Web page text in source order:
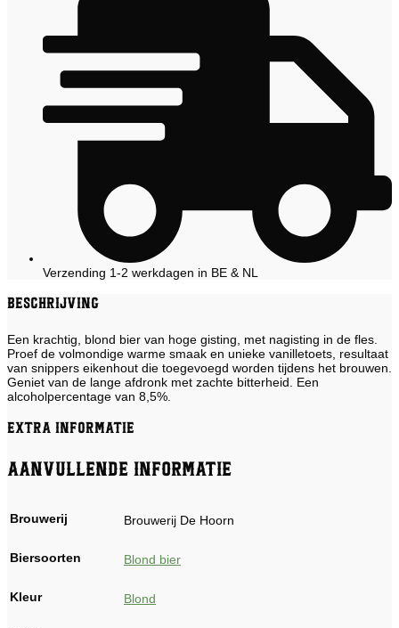
Verzending 1-2 werkdagen in BE & NL
Beschrijving
Een krachtig, blond bier van hoge gisting, met nagisting in de fles.
Proef de volmondige warme smaak en unieke vanilletoets, resultaat
van snippers eikenhout die toegevoegd worden tijdens het brouwen.
Geniet van de lange afdronk met zachte bitterheid. Een
alcoholpercentage van 8,5%.
Extra informatie
Aanvullende informatie
Brouwerij Brouwerij De Hoorn
Biersoorten Blond bier
Kleur Blond